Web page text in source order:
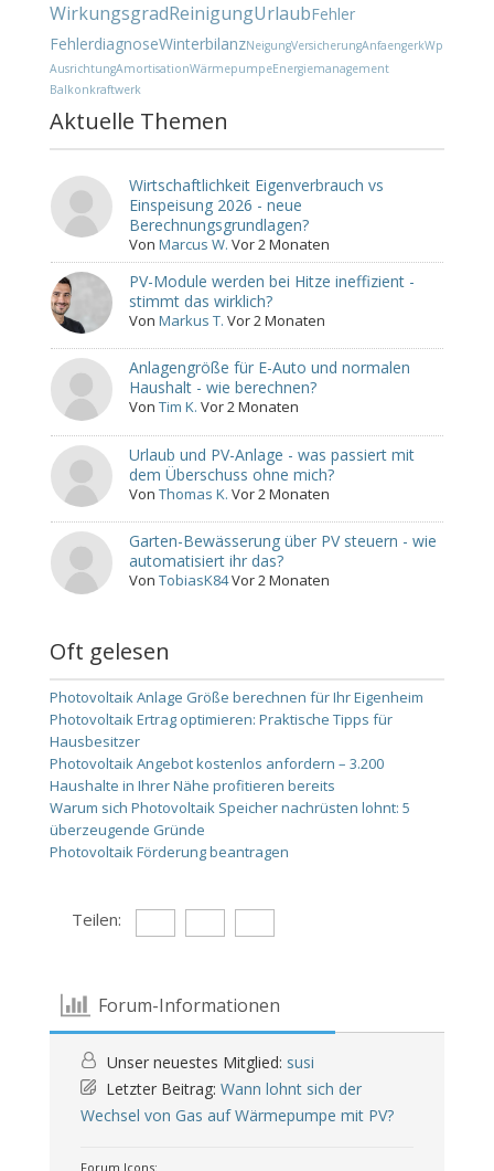
WirkungsgradReinigungUrlaubFehler
FehlerdiagnoseWinterbilanzNeigungVersicherungAnfaengerkWp
AusrichtungAmortisationWärmepumpeEnergiemanagement
Balkonkraftwerk
Aktuelle Themen
Wirtschaftlichkeit Eigenverbrauch vs
Einspeisung 2026 - neue
Berechnungsgrundlagen?
VonMarcus W. Vor 2 Monaten
PV-Module werden bei Hitze ineffizient -
stimmt das wirklich?
VonMarkus T. Vor 2 Monaten
Anlagengröße für E-Auto und normalen
Haushalt - wie berechnen?
VonTim K. Vor 2 Monaten
Urlaub und PV-Anlage - was passiert mit
dem Überschuss ohne mich?
VonThomas K. Vor 2 Monaten
Garten-Bewässerung über PV steuern - wie
automatisiert ihr das?
VonTobiasK84Vor 2 Monaten
Oft gelesen
Photovoltaik Anlage Größe berechnen für Ihr Eigenheim
Photovoltaik Ertrag optimieren: Praktische Tipps für
Hausbesitzer
Photovoltaik Angebot kostenlos anfordern – 3.200
Haushalte in Ihrer Nähe profitieren bereits
Warum sich Photovoltaik Speicher nachrüsten lohnt: 5
überzeugende Gründe
Photovoltaik Förderung beantragen
Teilen:
Forum-Informationen
Unser neuestes Mitglied: susi
Letzter Beitrag: Wann lohnt sich der
Wechsel von Gas auf Wärmepumpe mit PV?
Forum Icons: